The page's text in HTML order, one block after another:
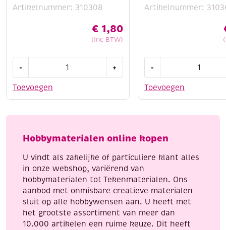
Artikelnummer: 310308
€ 1,80
(Inc BTW)
Toevoegen
-
8/4,
50
pastelgroen
+
Artikelnummer:
Toevoegen
-
8/4,
50
bordeaux
Hobbymaterialen online kopen
U vindt als zakelijke of particuliere klant alles
in onze webshop, variërend van
hobbymaterialen tot Tekenmaterialen. Ons
aanbod met onmisbare creatieve materialen
sluit op alle hobbywensen aan. U heeft met
het grootste assortiment van meer dan
10.000 artikelen een ruime keuze. Dit heeft